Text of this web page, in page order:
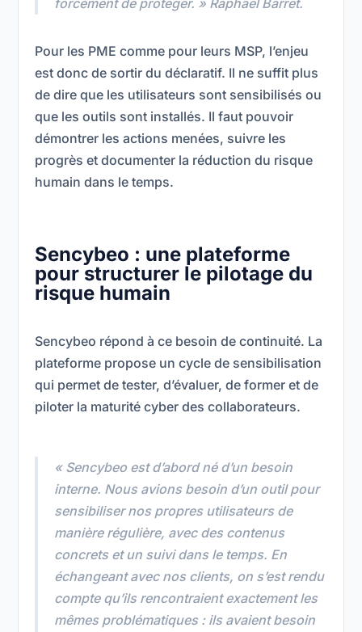
forcément de protéger. » Raphaël Barret.
Pour les PME comme pour leurs MSP, l’enjeu
est donc de sortir du déclaratif. Il ne suffit plus
de dire que les utilisateurs sont sensibilisés ou
que les outils sont installés. Il faut pouvoir
démontrer les actions menées, suivre les
progrès et documenter la réduction du risque
humain dans le temps.
Sencybeo : une plateforme
pour structurer le pilotage du
risque humain
Sencybeo répond à ce besoin de continuité. La
plateforme propose un cycle de sensibilisation
qui permet de tester, d’évaluer, de former et de
piloter la maturité cyber des collaborateurs.
« Sencybeo est d’abord né d’un besoin
interne. Nous avions besoin d’un outil pour
sensibiliser nos propres utilisateurs de
manière régulière, avec des contenus
concrets et un suivi dans le temps. En
échangeant avec nos clients, on s’est rendu
compte qu’ils rencontraient exactement les
mêmes problématiques : ils avaient besoin